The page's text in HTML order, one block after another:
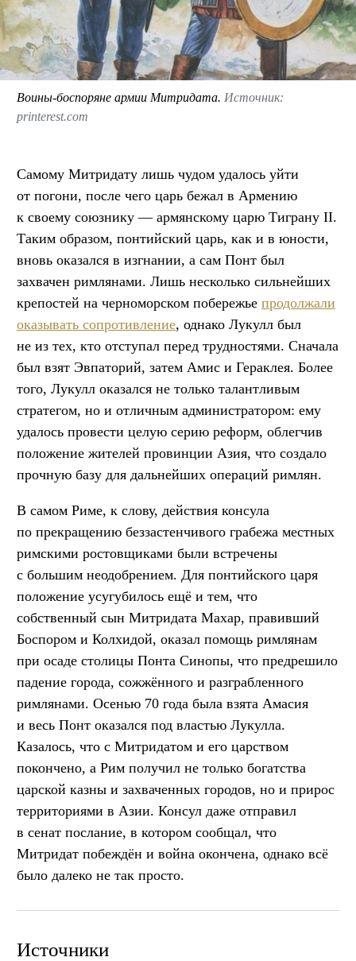
Воины-боспоряне армии Митридата. Источник:
printerest.com
Самому Митридату лишь чудом удалось уйти
от погони, после чего царь бежал в Армению
к своему союзнику — армянскому царю Тиграну II.
Таким образом, понтийский царь, как и в юности,
вновь оказался в изгнании, а сам Понт был
захвачен римлянами. Лишь несколько сильнейших
крепостей на черноморском побережье продолжали
оказывать сопротивление, однако Лукулл был
не из тех, кто отступал перед трудностями. Сначала
был взят Эвпаторий, затем Амис и Гераклея. Более
того, Лукулл оказался не только талантливым
стратегом, но и отличным администратором: ему
удалось провести целую серию реформ, облегчив
положение жителей провинции Азия, что создало
прочную базу для дальнейших операций римлян.
В самом Риме, к слову, действия консула
по прекращению беззастенчивого грабежа местных
римскими ростовщиками были встречены
с большим неодобрением. Для понтийского царя
положение усугубилось ещё и тем, что
собственный сын Митридата Махар, правивший
Боспором и Колхидой, оказал помощь римлянам
при осаде столицы Понта Синопы, что предрешило
падение города, сожжённого и разграбленного
римлянами. Осенью 70 года была взята Амасия
и весь Понт оказался под властью Лукулла.
Казалось, что с Митридатом и его царством
покончено, а Рим получил не только богатства
царской казны и захваченных городов, но и прирос
территориями в Азии. Консул даже отправил
в сенат послание, в котором сообщал, что
Митридат побеждён и война окончена, однако всё
было далеко не так просто.
Источники